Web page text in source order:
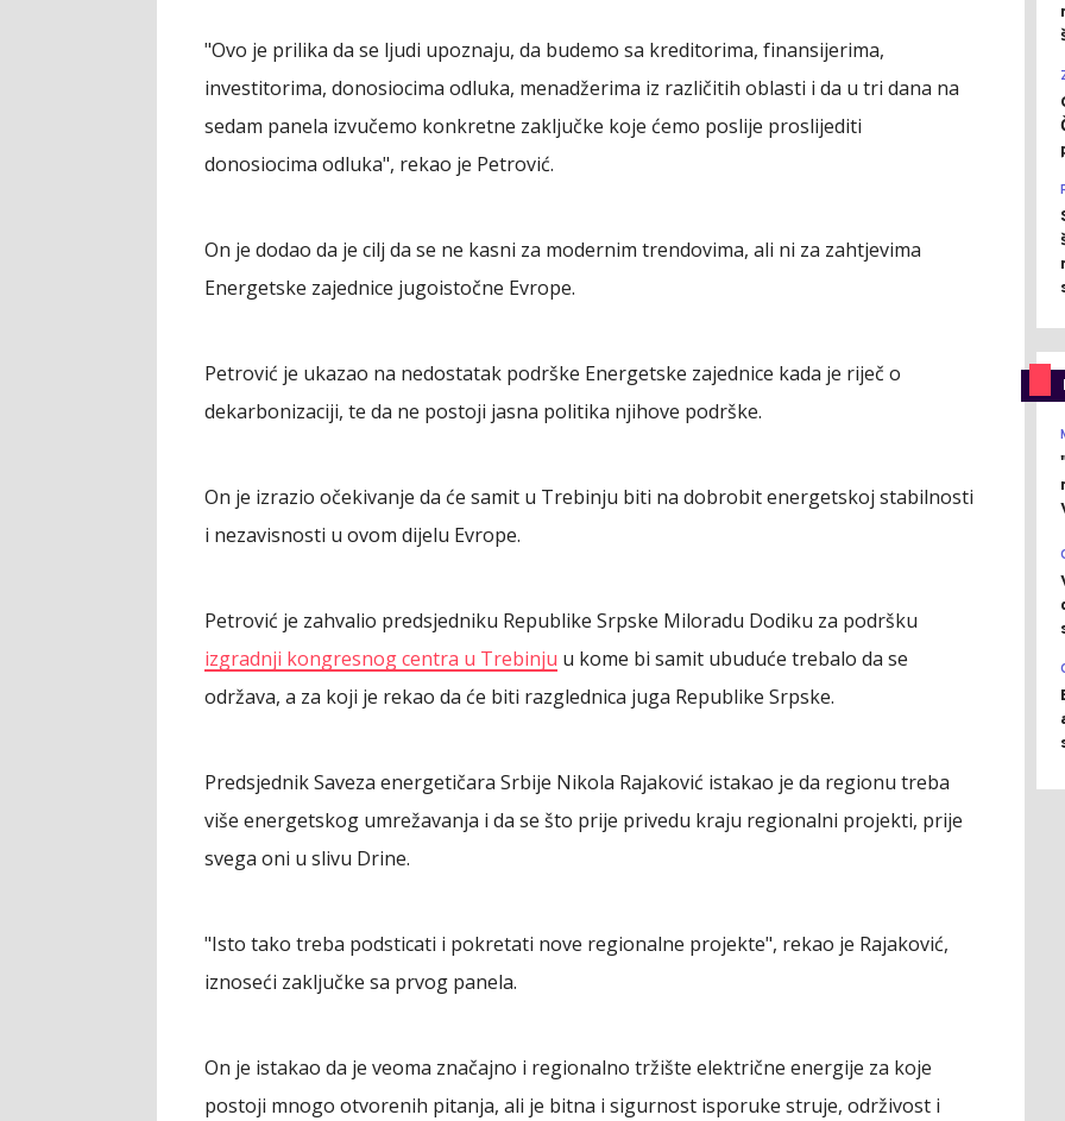
"Ovo je prilika da se ljudi upoznaju, da budemo sa kreditorima, finansijerima,
investitorima, donosiocima odluka, menadžerima iz različitih oblasti i da u tri dana na
sedam panela izvučemo konkretne zaključke koje ćemo poslije proslijediti
donosiocima odluka", rekao je Petrović.
On je dodao da je cilj da se ne kasni za modernim trendovima, ali ni za zahtjevima
Energetske zajednice jugoistočne Evrope.
Petrović je ukazao na nedostatak podrške Energetske zajednice kada je riječ o
dekarbonizaciji, te da ne postoji jasna politika njihove podrške.
On je izrazio očekivanje da će samit u Trebinju biti na dobrobit energetskoj stabilnosti
i nezavisnosti u ovom dijelu Evrope.
Petrović je zahvalio predsjedniku Republike Srpske Miloradu Dodiku za podršku
izgradnji kongresnog centra u Trebinju u kome bi samit ubuduće trebalo da se
održava, a za koji je rekao da će biti razglednica juga Republike Srpske.
Predsjednik Saveza energetičara Srbije Nikola Rajaković istakao je da regionu treba
više energetskog umrežavanja i da se što prije privedu kraju regionalni projekti, prije
svega oni u slivu Drine.
"Isto tako treba podsticati i pokretati nove regionalne projekte", rekao je Rajaković,
iznoseći zaključke sa prvog panela.
On je istakao da je veoma značajno i regionalno tržište električne energije za koje
postoji mnogo otvorenih pitanja, ali je bitna i sigurnost isporuke struje, održivost i